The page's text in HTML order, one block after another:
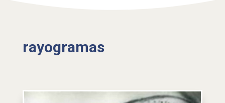
rayogramas